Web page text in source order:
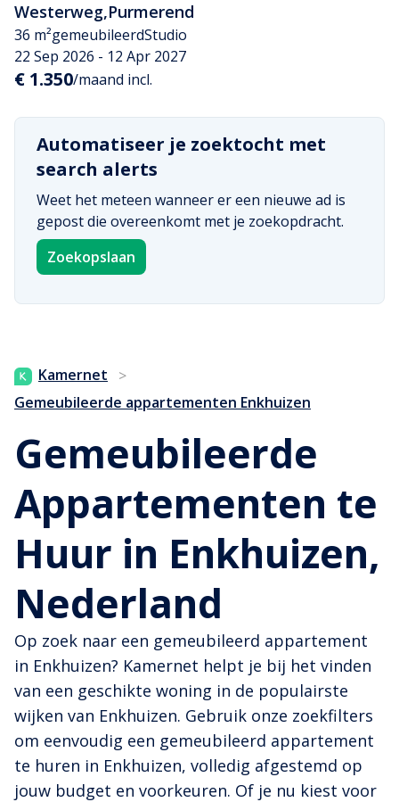
Westerweg,Purmerend
36 m²gemeubileerdStudio
22 Sep 2026 - 12 Apr 2027
€ 1.350/maand incl.
Automatiseer je zoektocht met
search alerts
Weet het meteen wanneer er een nieuwe ad is
gepost die overeenkomt met je zoekopdracht.
Zoekopslaan
Kamernet
>
Gemeubileerde appartementen Enkhuizen
Gemeubileerde
Appartementen te
Huur in Enkhuizen,
Nederland
Op zoek naar een gemeubileerd appartement
in Enkhuizen? Kamernet helpt je bij het vinden
van een geschikte woning in de populairste
wijken van Enkhuizen. Gebruik onze zoekfilters
om eenvoudig een gemeubileerd appartement
te huren in Enkhuizen, volledig afgestemd op
jouw budget en voorkeuren. Of je nu kiest voor